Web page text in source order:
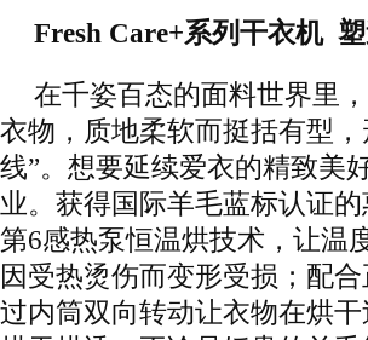
Fresh Care+系列干衣机
在千姿百态的面料世界里
衣物，质地柔软而挺括有型
线”。想要延续爱衣的精致美
业。获得国际羊毛蓝标认证
第6感热泵恒温烘技术，让温
因受热烫伤而变形受损；配
过内筒双向转动让衣物在烘